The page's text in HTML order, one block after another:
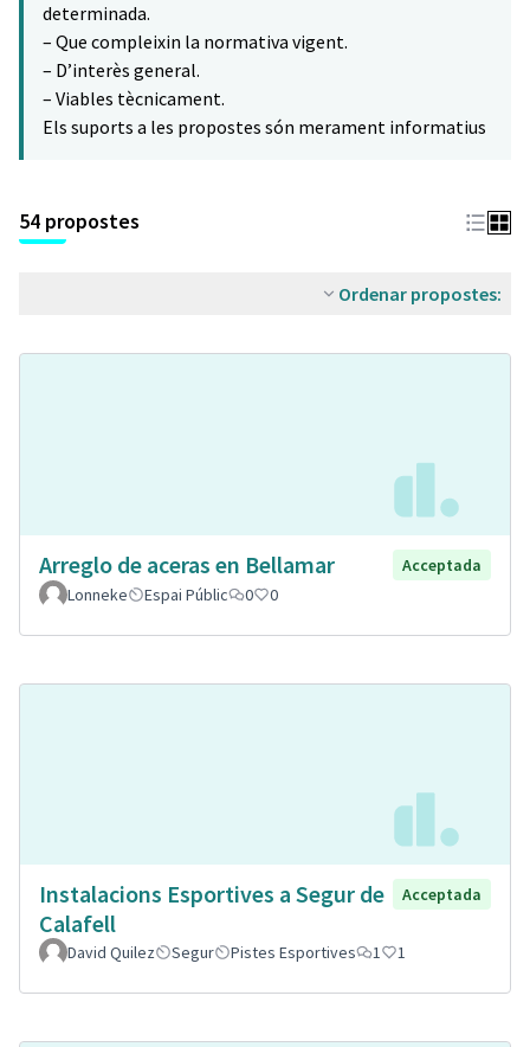
determinada.
– Que compleixin la normativa vigent.
– D’interès general.
– Viables tècnicament.
Els suports a les propostes són merament informatius
54 propostes
Ordenar propostes:
Arreglo de aceras en Bellamar
Acceptada
Lonneke
Espai Públic 0 0
Instalacions Esportives a Segur de
Calafell
Acceptada
David Quilez Segur Pistes Esportives 1 1